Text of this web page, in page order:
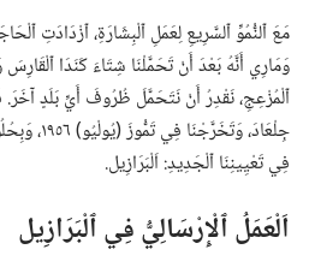
مَعَ ٱلنُّمُوِّ ٱلسَّرِيعِ لِعَمَلِ ٱلْبِشَارَةِ،‏ ٱزْدَادَتِ
وَمَارِي أَنَّهُ بَعْدَ أَنْ تَحَمَّلْنَا شِتَاءَ كَنَدَا
جِلْعَادَ،‏
فِي تَعْيِينِنَا ٱلْجَدِيدِ:‏ اَلْبَرَازِيل.‏
اَلْعَمَلُ ٱلْإِرْسَالِيُّ فِي ٱلْبَرَازِيل